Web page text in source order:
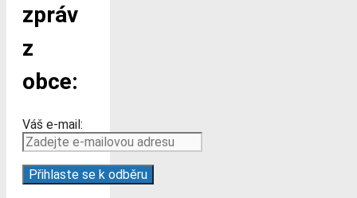
zpráv
z
obce:
Váš e-mail: